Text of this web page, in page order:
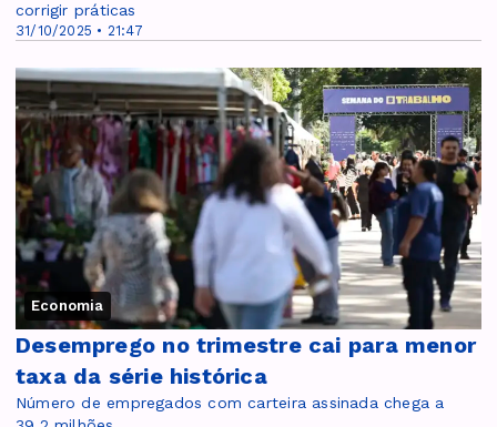
31/10/2025 • 21:47
corrigir práticas
Economia
Desemprego no trimestre cai para menor
taxa da série histórica
Número de empregados com carteira assinada chega a